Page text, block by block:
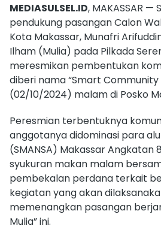
MEDIASULSEL.ID, MAKASSAR
pendukung pasangan Calon
Kota Makassar, Munafri
Ilham (Mulia) pada Pilkada
meresmikan pembentukan
diberi nama “Smart Community
(02/10/2024) malam di Posko
Peresmian terbentuknya
anggotanya didominasi para
(SMANSA) Makassar Angkatan
syukuran makan malam
pembekalan perdana terkait
kegiatan yang akan
memenangkan pasangan
Mulia” ini.